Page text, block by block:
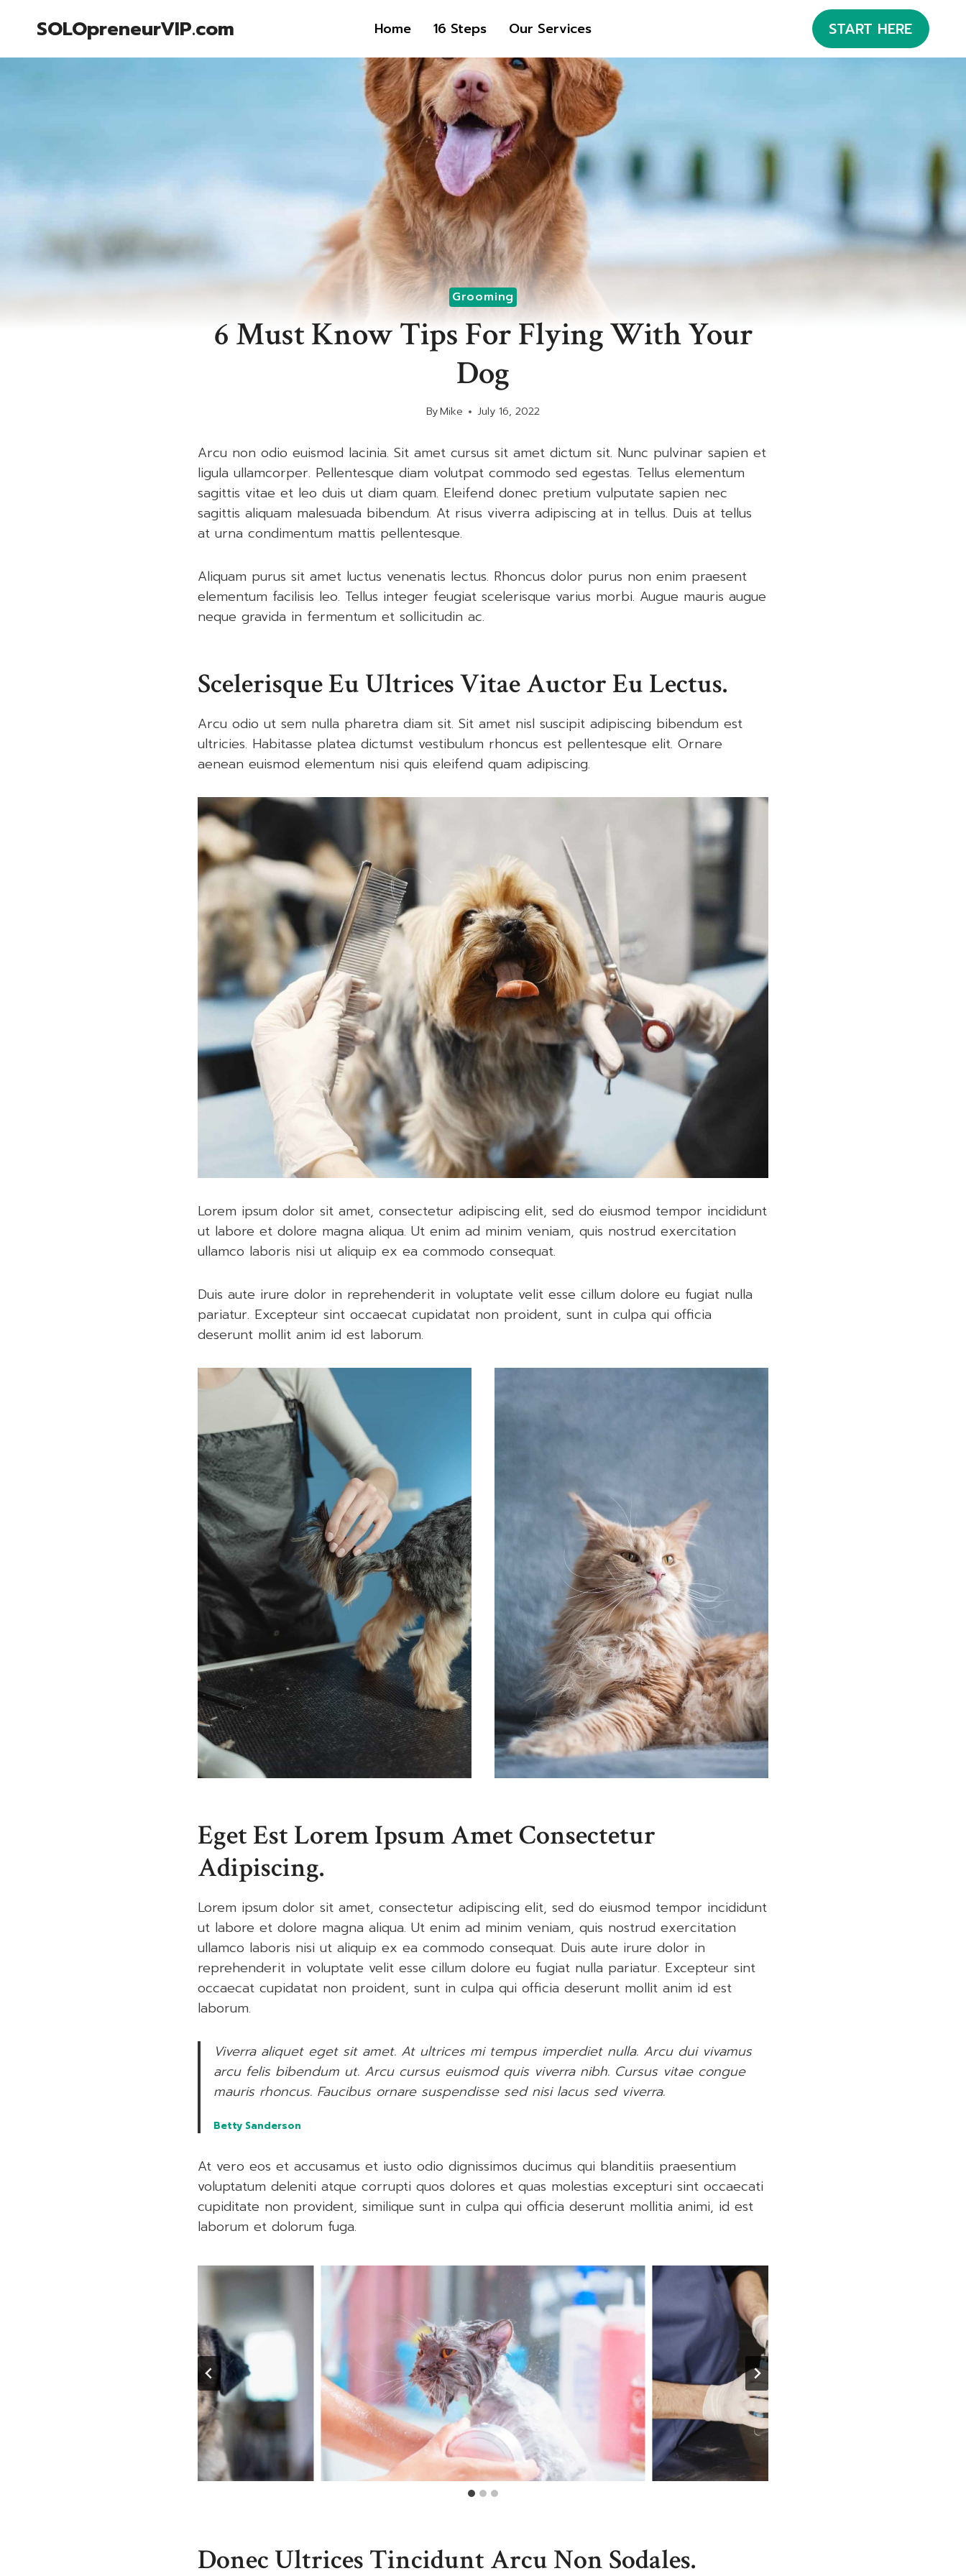
SOLOpreneurVIP.com Home 16 Steps Our Services START HERE
Grooming
6 Must Know Tips For Flying With Your
Dog
ByMike July 16, 2022
Arcu non odio euismod lacinia. Sit amet cursus sit amet dictum sit. Nunc pulvinar sapien et
ligula ullamcorper. Pellentesque diam volutpat commodo sed egestas. Tellus elementum
sagittis vitae et leo duis ut diam quam. Eleifend donec pretium vulputate sapien nec
sagittis aliquam malesuada bibendum. At risus viverra adipiscing at in tellus. Duis at tellus
at urna condimentum mattis pellentesque.
Aliquam purus sit amet luctus venenatis lectus. Rhoncus dolor purus non enim praesent
elementum facilisis leo. Tellus integer feugiat scelerisque varius morbi. Augue mauris augue
neque gravida in fermentum et sollicitudin ac.
Scelerisque Eu Ultrices Vitae Auctor Eu Lectus.
Arcu odio ut sem nulla pharetra diam sit. Sit amet nisl suscipit adipiscing bibendum est
ultricies. Habitasse platea dictumst vestibulum rhoncus est pellentesque elit. Ornare
aenean euismod elementum nisi quis eleifend quam adipiscing.
Lorem ipsum dolor sit amet, consectetur adipiscing elit, sed do eiusmod tempor incididunt
ut labore et dolore magna aliqua. Ut enim ad minim veniam, quis nostrud exercitation
ullamco laboris nisi ut aliquip ex ea commodo consequat.
Duis aute irure dolor in reprehenderit in voluptate velit esse cillum dolore eu fugiat nulla
pariatur. Excepteur sint occaecat cupidatat non proident, sunt in culpa qui officia
deserunt mollit anim id est laborum.
Eget Est Lorem Ipsum Amet Consectetur
Adipiscing.
Lorem ipsum dolor sit amet, consectetur adipiscing elit, sed do eiusmod tempor incididunt
ut labore et dolore magna aliqua. Ut enim ad minim veniam, quis nostrud exercitation
ullamco laboris nisi ut aliquip ex ea commodo consequat. Duis aute irure dolor in
reprehenderit in voluptate velit esse cillum dolore eu fugiat nulla pariatur. Excepteur sint
occaecat cupidatat non proident, sunt in culpa qui officia deserunt mollit anim id est
laborum.
Viverra aliquet eget sit amet. At ultrices mi tempus imperdiet nulla. Arcu dui vivamus
arcu felis bibendum ut. Arcu cursus euismod quis viverra nibh. Cursus vitae congue
mauris rhoncus. Faucibus ornare suspendisse sed nisi lacus sed viverra.
Betty Sanderson
At vero eos et accusamus et iusto odio dignissimos ducimus qui blanditiis praesentium
voluptatum deleniti atque corrupti quos dolores et quas molestias excepturi sint occaecati
cupiditate non provident, similique sunt in culpa qui officia deserunt mollitia animi, id est
laborum et dolorum fuga.
Donec Ultrices Tincidunt Arcu Non Sodales.